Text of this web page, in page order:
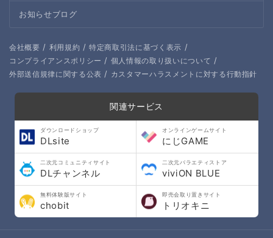
お知らせブログ
会社概要 / 利用規約 / 特定商取引法に基づく表示 /
コンプライアンスポリシー / 個人情報の取り扱いについて /
外部送信規律に関する公表 / カスタマーハラスメントに対する行動指針
関連サービス
ダウンロードショップ
DLsite
オンラインゲームサイト
にじGAME
二次元コミュニティサイト
DLチャンネル
二次元バラエティストア
viviON BLUE
無料体験版サイト
chobit
即売会取り置きサイト
トリオキニ